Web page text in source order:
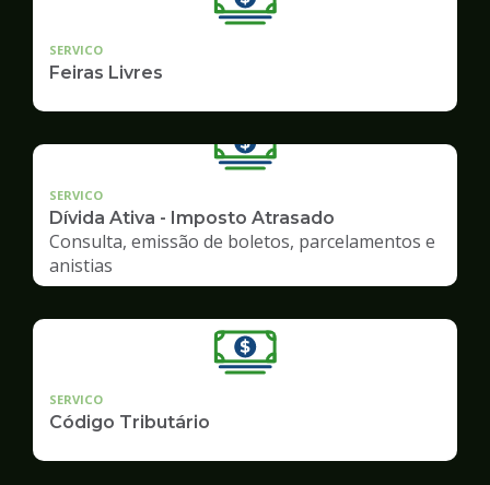
SERVICO
Feiras Livres
SERVICO
Dívida Ativa - Imposto Atrasado
Consulta, emissão de boletos, parcelamentos e
anistias
SERVICO
Código Tributário